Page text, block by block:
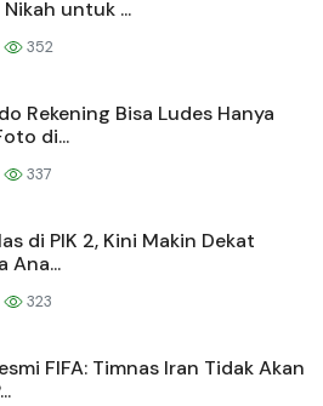
untuk ...
352
Rekening Bisa Ludes Hanya
di...
337
di PIK 2, Kini Makin Dekat
Ana...
323
FIFA: Timnas Iran Tidak Akan